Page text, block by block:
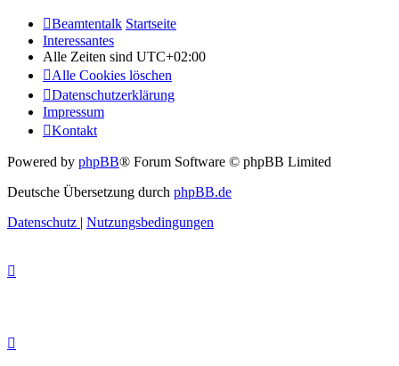
Beamtentalk Startseite
Interessantes
Alle Zeiten sind UTC+02:00
Alle Cookies löschen
Datenschutzerklärung
Impressum
Kontakt
Powered by phpBB® Forum Software © phpBB Limited
Deutsche Übersetzung durch phpBB.de
Datenschutz | Nutzungsbedingungen